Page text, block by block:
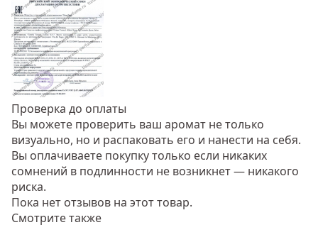
Проверка до оплаты
Вы можете проверить ваш аромат не только
визуально, но и распаковать его и нанести на себя.
Вы оплачиваете покупку только если никаких
сомнений в подлинности не возникнет — никакого
риска.
Пока нет отзывов на этот товар.
Смотрите также